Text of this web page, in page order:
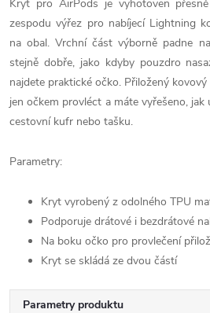
Kryt pro AirPods je vyhotoven
zespodu výřez pro nabíjecí Lightning
na obal. Vrchní část výborně padne
stejně dobře, jako kdyby pouzdro
najdete praktické očko. Přiložený
jen očkem provléct a máte vyřešeno,
cestovní kufr nebo tašku.
Parametry:
Kryt vyrobený z odolného TPU
Podporuje drátové i bezdrátové
Na boku očko pro provlečení
Kryt se skládá ze dvou částí
Parametry produktu